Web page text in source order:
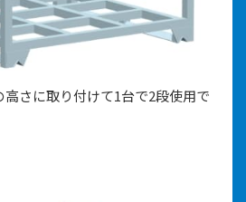
さに取り付けて1台で2段使用で